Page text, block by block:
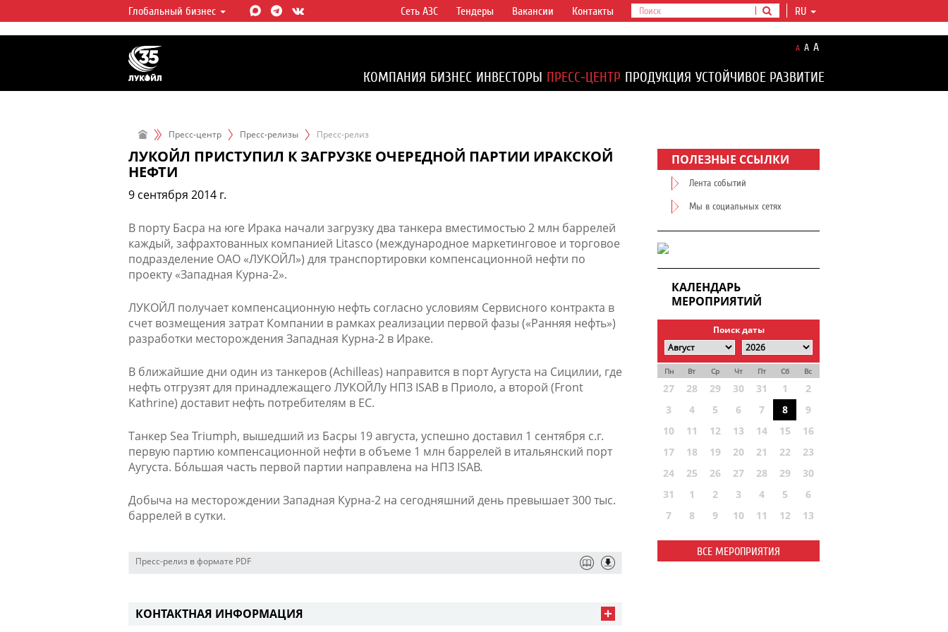
ЛУКОЙЛ СЕГОДНЯ
ЛУКОЙЛ — одна из крупнейших вертикально
интегрированных нефтегазовых компаний в
мире, на долю которой приходится более 2%
мировой добычи нефти и около 1% доказанных
Глобальный бизнес RU
Сеть АЗС Тендеры Вакансии Контакты
A A A
КОМПАНИЯ БИЗНЕС ИНВЕСТОРЫ ПРЕСС-ЦЕНТР ПРОДУКЦИЯ УСТОЙЧИВОЕ РАЗВИТИЕ
Пресс-центр Пресс-релизы Пресс-релиз
ЛУКОЙЛ ПРИСТУПИЛ К ЗАГРУЗКЕ ОЧЕРЕДНОЙ ПАРТИИ ИРАКСКОЙ
НЕФТИ
9 сентября 2014 г.
В порту Басра на юге Ирака начали загрузку два танкера вместимостью 2 млн баррелей
каждый, зафрахтованных компанией Litasco (международное маркетинговое и торговое
подразделение ОАО «ЛУКОЙЛ») для транспортировки компенсационной нефти по
проекту «Западная Курна-2».
ЛУКОЙЛ получает компенсационную нефть согласно условиям Сервисного контракта в
счет возмещения затрат Компании в рамках реализации первой фазы («Ранняя нефть»)
разработки месторождения Западная Курна-2 в Ираке.
В ближайшие дни один из танкеров (Achilleas) направится в порт Аугуста на Сицилии, где
нефть отгрузят для принадлежащего ЛУКОЙЛу НПЗ ISAB в Приоло, а второй (Front
Kathrine) доставит нефть потребителям в ЕС.
Танкер Sea Triumph, вышедший из Басры 19 августа, успешно доставил 1 сентября с.г.
первую партию компенсационной нефти в объеме 1 млн баррелей в итальянский порт
Аугуста. Бóльшая часть первой партии направлена на НПЗ ISAB.
Добыча на месторождении Западная Курна-2 на сегодняшний день превышает 300 тыс.
баррелей в сутки.
Пресс-релиз в формате PDF
КОНТАКТНАЯ ИНФОРМАЦИЯ
ПОЛЕЗНЫЕ ССЫЛКИ
Лента событий
Мы в социальных сетях
КАЛЕНДАРЬ
МЕРОПРИЯТИЙ
Поиск даты
Пн Вт Ср Чт Пт Сб Вс
27 28 29 30 31 1
2
3
4 5 6 7 8
9
10
11 12 13 14 15
16
17
18 19 20 21 22
23
24
25 26 27 28 29
30
31
1 2 3 4 5
6
7
8 9 10 11 12 13
ВСЕ МЕРОПРИЯТИЯ